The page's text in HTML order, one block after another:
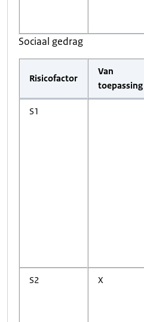
Sociaal gedrag
Risicofactor
Van
toepassing
S1
S2 X